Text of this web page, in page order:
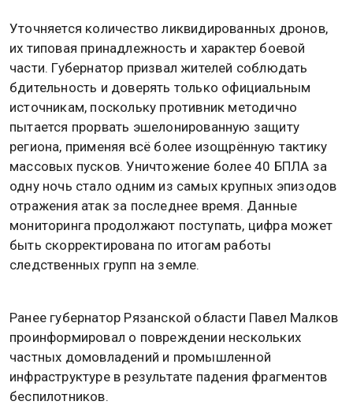
Уточняется количество ликвидированных дронов,
их типовая принадлежность и характер боевой
части. Губернатор призвал жителей соблюдать
бдительность и доверять только официальным
источникам, поскольку противник методично
пытается прорвать эшелонированную защиту
региона, применяя всё более изощрённую тактику
массовых пусков. Уничтожение более 40 БПЛА за
одну ночь стало одним из самых крупных эпизодов
отражения атак за последнее время. Данные
мониторинга продолжают поступать, цифра может
быть скорректирована по итогам работы
следственных групп на земле.
Ранее губернатор Рязанской области Павел Малков
проинформировал о повреждении нескольких
частных домовладений и промышленной
инфраструктуре в результате падения фрагментов
беспилотников.